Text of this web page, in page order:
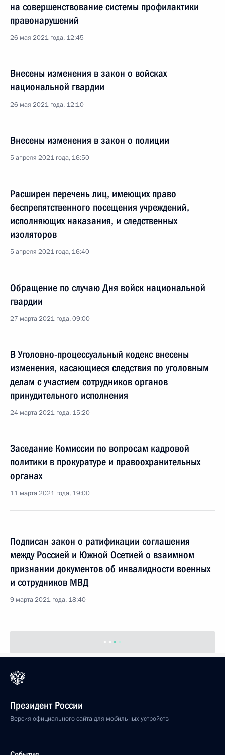
на совершенствование системы профилактики
правонарушений
26 мая 2021 года, 12:45
Внесены изменения в закон о войсках
национальной гвардии
26 мая 2021 года, 12:10
Внесены изменения в закон о полиции
5 апреля 2021 года, 16:50
Расширен перечень лиц, имеющих право
беспрепятственного посещения учреждений,
исполняющих наказания, и следственных
изоляторов
5 апреля 2021 года, 16:40
Обращение по случаю Дня войск национальной
гвардии
27 марта 2021 года, 09:00
В Уголовно-процессуальный кодекс внесены
изменения, касающиеся следствия по уголовным
делам с участием сотрудников органов
принудительного исполнения
24 марта 2021 года, 15:20
Заседание Комиссии по вопросам кадровой
политики в прокуратуре и правоохранительных
органах
11 марта 2021 года, 19:00
Подписан закон о ратификации соглашения
между Россией и Южной Осетией о взаимном
признании документов об инвалидности военных
и сотрудников МВД
9 марта 2021 года, 18:40
Президент России
Версия официального сайта для мобильных устройств